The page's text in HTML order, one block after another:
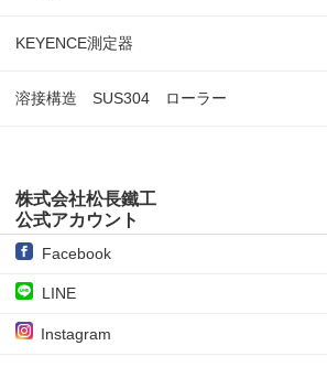
KEYENCE測定器
溶接構造 SUS304 ローラー
株式会社松長鐵工
公式アカウント
Facebook
LINE
Instagram